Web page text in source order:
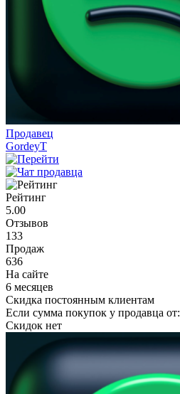
Продавец
GordeyT
Рейтинг
5.00
Отзывов
133
Продаж
636
На сайте
6 месяцев
Скидка постоянным клиентам
Если сумма покупок у продавца от:
Скидок нет